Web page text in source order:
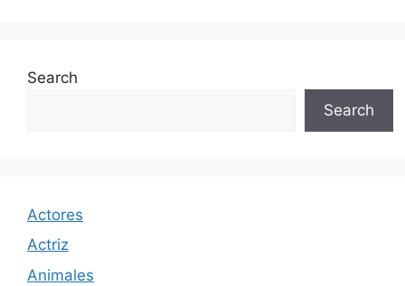
Search
Search
Actores
Actriz
Animales